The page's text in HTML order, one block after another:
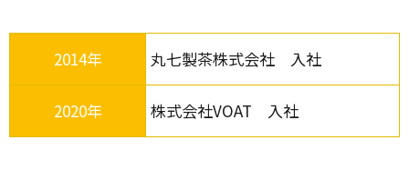
2014年 丸七製茶株式会社 入社
2020年 株式会社VOAT 入社